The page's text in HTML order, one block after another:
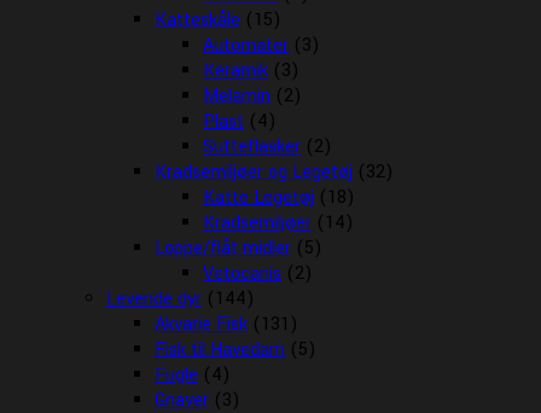
Katteskåle (15)
Automater (3)
Keramik (3)
Melamin (2)
Plast (4)
Sutteflasker (2)
Kradsemiljøer og Legetøj (32)
Katte Legetøj (18)
Kradsemiljøer (14)
Loppe/flåt midler (5)
Vetocanis (2)
Levende dyr (144)
Akvarie Fisk (131)
Fisk til Havedam (5)
Fugle (4)
Gnaver (3)